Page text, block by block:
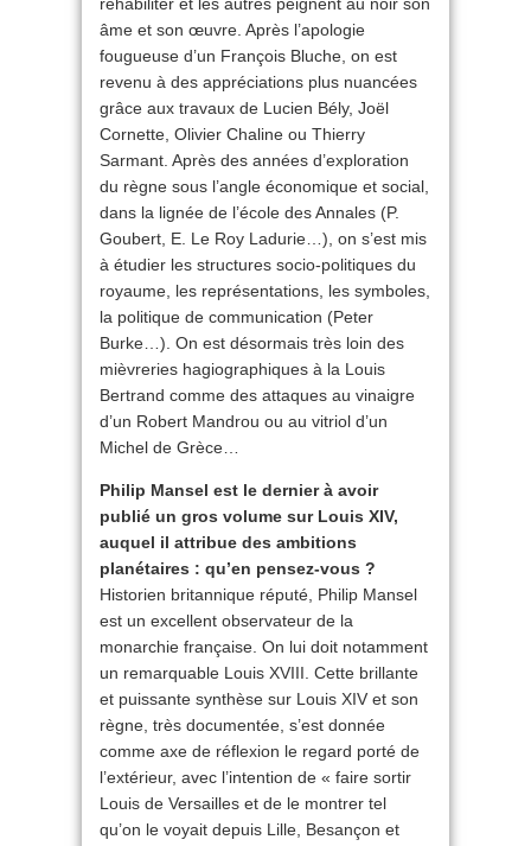
âme et son œuvre. Après l’apologie
fougueuse d’un François Bluche, on est
revenu à des appréciations plus nuancées
grâce aux travaux de Lucien Bély, Joël
Cornette, Olivier Chaline ou Thierry
Sarmant. Après des années d’exploration
du règne sous l’angle économique et social,
dans la lignée de l’école des Annales (P.
Goubert, E. Le Roy Ladurie…), on s’est mis
à étudier les structures socio-politiques du
royaume, les représentations, les symboles,
la politique de communication (Peter
Burke…). On est désormais très loin des
mièvreries hagiographiques à la Louis
Bertrand comme des attaques au vinaigre
d’un Robert Mandrou ou au vitriol d’un
Michel de Grèce…
Philip Mansel est le dernier à avoir
publié un gros volume sur Louis XIV,
auquel il attribue des ambitions
planétaires : qu’en pensez-vous ?
Historien britannique réputé, Philip Mansel
est un excellent observateur de la
monarchie française. On lui doit notamment
un remarquable Louis XVIII. Cette brillante
et puissante synthèse sur Louis XIV et son
règne, très documentée, s’est donnée
comme axe de réflexion le regard porté de
l’extérieur, avec l’intention de « faire sortir
Louis de Versailles et de le montrer tel
qu’on le voyait depuis Lille, Besançon et